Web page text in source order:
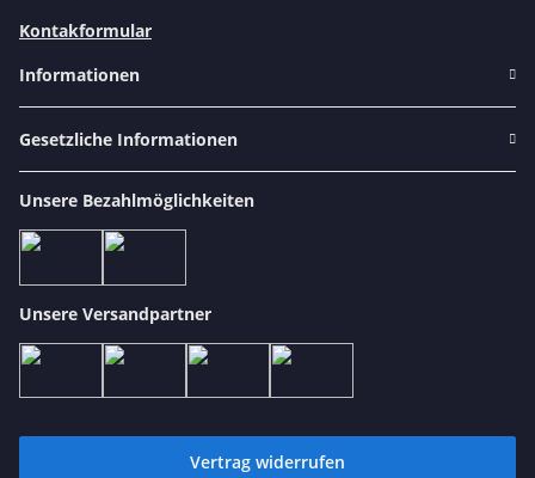
Kontakformular
Informationen
Gesetzliche Informationen
Unsere Bezahlmöglichkeiten
Unsere Versandpartner
Vertrag widerrufen